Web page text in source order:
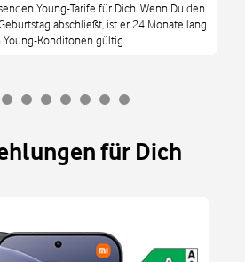
Young-Tarife für Dich. Wenn Du den
abschließt, ist er 24 Monate lang
Young-Konditonen gültig.
für Dich